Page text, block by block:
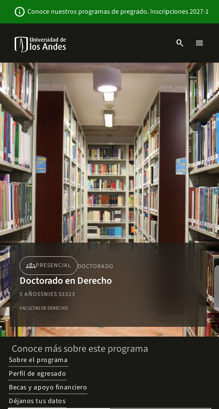
contenido
info Conoce nuestros programas de pregrado. Inscripciones 2027-1
Navbar
-
Institucional
search menu
groupsPRESENCIAL DOCTORADO
Doctorado en Derecho
5 AÑOSSNIES 53323
FACULTAD DE DERECHO
Conoce más sobre este programa
Sobre el programa
Perfil de egresado
Becas y apoyo financiero
Déjanos tus datos